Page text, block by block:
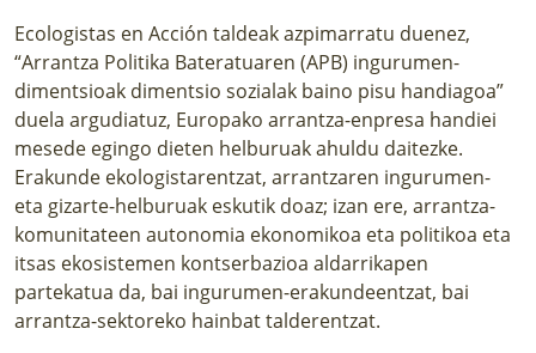
Ecologistas en Acción taldeak azpimarratu duenez,
“Arrantza Politika Bateratuaren (APB) ingurumen-
dimentsioak dimentsio sozialak baino pisu handiagoa”
duela argudiatuz, Europako arrantza-enpresa handiei
mesede egingo dieten helburuak ahuldu daitezke.
Erakunde ekologistarentzat, arrantzaren ingurumen-
eta gizarte-helburuak eskutik doaz; izan ere, arrantza-
komunitateen autonomia ekonomikoa eta politikoa eta
itsas ekosistemen kontserbazioa aldarrikapen
partekatua da, bai ingurumen-erakundeentzat, bai
arrantza-sektoreko hainbat talderentzat.